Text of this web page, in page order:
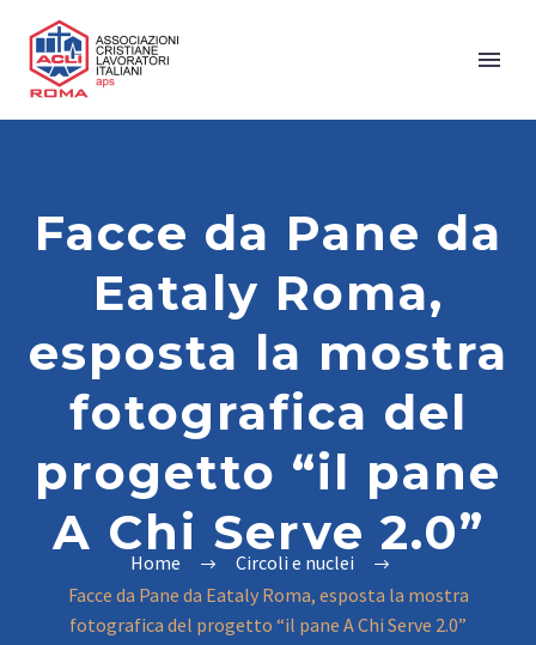
Facce da Pane da
Eataly Roma,
esposta la mostra
fotografica del
progetto “il pane
A Chi Serve 2.0”
Home
Circoli e nuclei
Facce da Pane da Eataly Roma, esposta la mostra
fotografica del progetto “il pane A Chi Serve 2.0”